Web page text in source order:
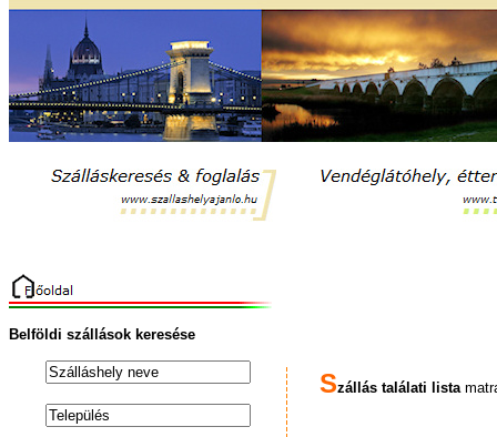
Belföldi szállások keresése
Szállás találati lista